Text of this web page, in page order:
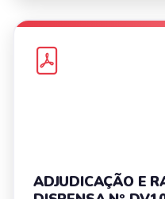
ADJUDICAÇÃO E